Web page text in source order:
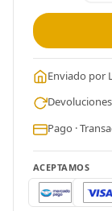
Enviado por
Pago ·
ACEPTAMOS